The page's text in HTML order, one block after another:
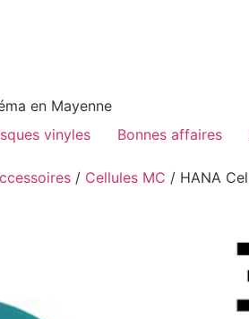
en Mayenne
vinyles Bonnes affaires
/ Cellules MC / HANA